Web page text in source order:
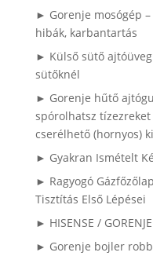
► Gorenje mosógép
hibák, karbantartás
► Külső sütő
sütőknél
► Gorenje hűtő
spórolhatsz
cserélhető (hornyos)
► Gyakran Ismételt
► Ragyogó
Tisztítás Első Lépései
► HISENSE /
► Gorenje bojler